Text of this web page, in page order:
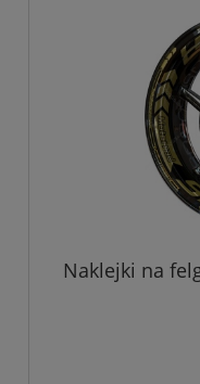
Naklejki na